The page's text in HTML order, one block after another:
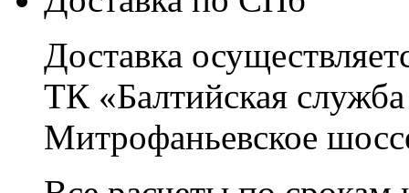
Доставка
ТК «Балтийская
Митрофаньевское